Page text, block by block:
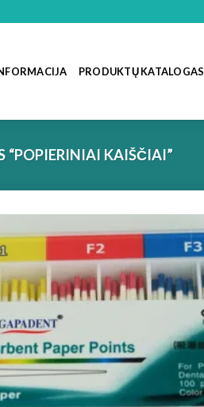
PRODUKTŲ KATALOGAS
“POPIERINIAI KAIŠČIAI”